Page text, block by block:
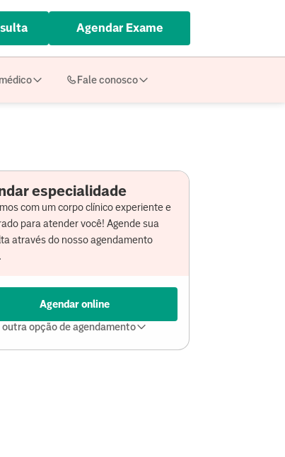
Agendar Exame
Fale conosco
especialidade
com um corpo clínico experiente e
para atender você! Agende sua
através do nosso agendamento
Agendar online
outra opção de agendamento